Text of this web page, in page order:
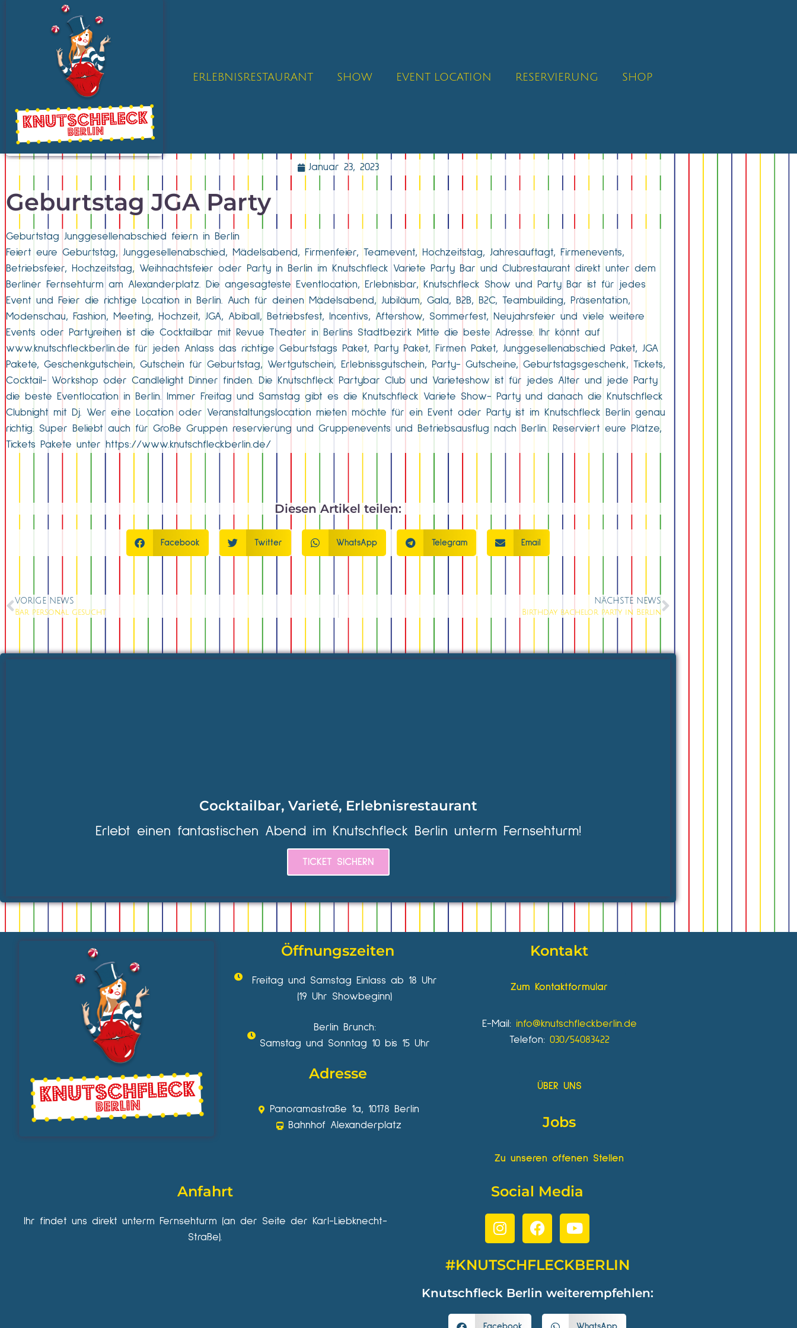
ERLEBNISRESTAURANT SHOW EVENT LOCATION RESERVIERUNG SHOP
Januar 23, 2023
Geburtstag JGA Party
Geburtstag Junggesellenabschied feiern in Berlin
Feiert eure Geburtstag, Junggesellenabschied, Mädelsabend, Firmenfeier, Teamevent, Hochzeitstag, Jahresauftagt, Firmenevents,
Betriebsfeier, Hochzeitstag, Weihnachtsfeier oder Party in Berlin im Knutschfleck Variete Party Bar und Clubrestaurant direkt unter dem
Berliner Fernsehturm am Alexanderplatz. Die angesagteste Eventlocation, Erlebnisbar, Knutschfleck Show und Party Bar ist für jedes
Event und Feier die richtige Location in Berlin. Auch für deinen Mädelsabend, Jubiläum, Gala, B2B, B2C, Teambuilding, Präsentation,
Modenschau, Fashion, Meeting, Hochzeit, JGA, Abiball, Betriebsfest, Incentivs, Aftershow, Sommerfest, Neujahrsfeier und viele weitere
Events oder Partyreihen ist die Cocktailbar mit Revue Theater in Berlins Stadtbezirk Mitte die beste Adresse. Ihr könnt auf
www.knutschfleckberlin.de für jeden Anlass das richtige Geburtstags Paket, Party Paket, Firmen Paket, Junggesellenabschied Paket, JGA
Pakete, Geschenkgutschein, Gutschein für Geburtstag, Wertgutschein, Erlebnissgutschein, Party- Gutscheine, Geburtstagsgeschenk, Tickets,
Cocktail- Workshop oder Candlelight Dinner finden. Die Knutschfleck Partybar Club und Varieteshow ist für jedes Alter und jede Party
die beste Eventlocation in Berlin. Immer Freitag und Samstag gibt es die Knutschfleck Variete Show- Party und danach die Knutschfleck
Clubnight mit Dj. Wer eine Location oder Veranstaltungslocation mieten möchte für ein Event oder Party ist im Knutschfleck Berlin genau
richtig. Super Beliebt auch für Große Gruppen reservierung und Gruppenevents und Betriebsausflug nach Berlin. Reserviert eure Plätze,
Tickets Pakete unter https://www.knutschfleckberlin.de/
Diesen Artikel teilen:
Facebook Twitter WhatsApp Telegram Email
VORIGE NEWS
Bar personal gesucht
NÄCHSTE NEWS
Birthday bachelor party in Berlin
Cocktailbar, Varieté, Erlebnisrestaurant
Erlebt einen fantastischen Abend im Knutschfleck Berlin unterm Fernsehturm!
TICKET SICHERN
Öffnungszeiten
Freitag und Samstag Einlass ab 18 Uhr
(19 Uhr Showbeginn)
Berlin Brunch:
Samstag und Sonntag 10 bis 15 Uhr
Adresse
Panoramastraße 1a, 10178 Berlin
Bahnhof Alexanderplatz
Kontakt
Zum Kontaktformular
E-Mail: info@knutschfleckberlin.de
Telefon: 030/54083422
ÜBER UNS
Jobs
Zu unseren offenen Stellen
Anfahrt
Ihr findet uns direkt unterm Fernsehturm (an der Seite der Karl-Liebknecht-
Straße).
Social Media
#KNUTSCHFLECKBERLIN
Knutschfleck Berlin weiterempfehlen: